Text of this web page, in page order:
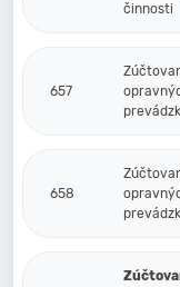
činnosti
657
658